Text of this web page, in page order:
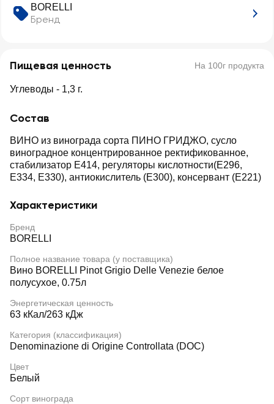
BORELLI
Бренд
Пищевая ценность На 100г продукта
Углеводы - 1,3 г.
Состав
ВИНО из винограда сорта ПИНО ГРИДЖО, сусло
виноградное концентрированное ректификованное,
стабилизатор E414, регуляторы кислотности(E296,
E334, E330), антиокислитель (E300), консервант (Е221)
Характеристики
Бренд
BORELLI
Полное название товара (у поставщика)
Вино BORELLI Pinot Grigio Delle Venezie белое
полусухое, 0.75л
Энергетическая ценность
63 кКал/263 кДж
Категория (классификация)
Denominazione di Origine Controllata (DOC)
Цвет
Белый
Сорт винограда